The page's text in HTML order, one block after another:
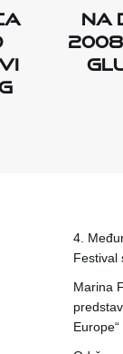
Na
4.
Festival
Marina
Europe“